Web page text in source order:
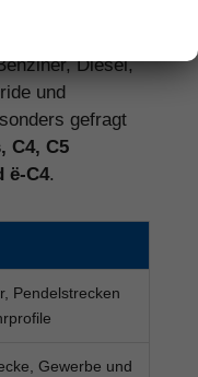
Diesel,
und
gefragt
C4, C5
ë-C4.
Pendelstrecken
Gewerbe und